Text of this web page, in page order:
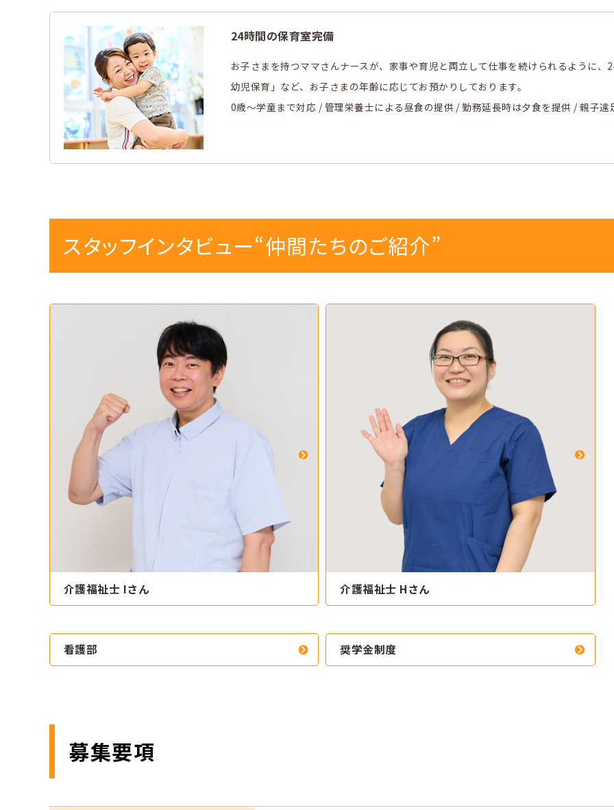
レポート 仲間たちのご紹介
募集要項
049-259-0161
月～土曜 8:30～17:00
24時間の保育室完備
お子さまを持つママさんナースが、家事や育児と両立して仕事を続けられるように
幼児保育」など、お子さまの年齢に応じてお預かりしております。
0歳～学童まで対応 / 管理栄養士による昼食の提供 / 勤務延長時は夕食を提供 / 親子遠
スタッフインタビュー“仲間たちのご紹介”
介護福祉士 Iさん 介護福祉士 Hさん
看護部 奨学金制度
募集要項